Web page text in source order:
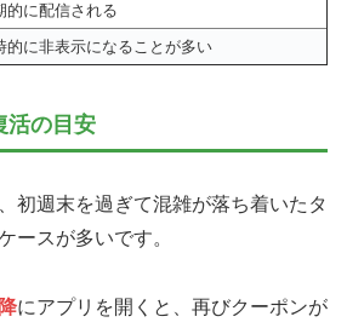
的に配信される
的に非表示になることが多い
活の目安
初週末を過ぎて混雑が落ち着いたタ
ースが多いです。
にアプリを開くと、再びクーポンが